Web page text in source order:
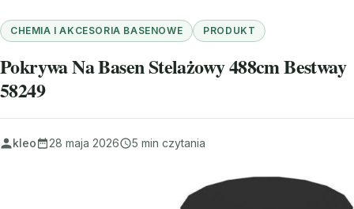
CHEMIA I AKCESORIA BASENOWE PRODUKT
Pokrywa Na Basen Stelażowy 488cm Bestway
58249
kleo 28 maja 2026 5 min czytania